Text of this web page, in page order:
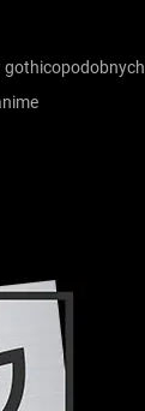
gothicopodobnych